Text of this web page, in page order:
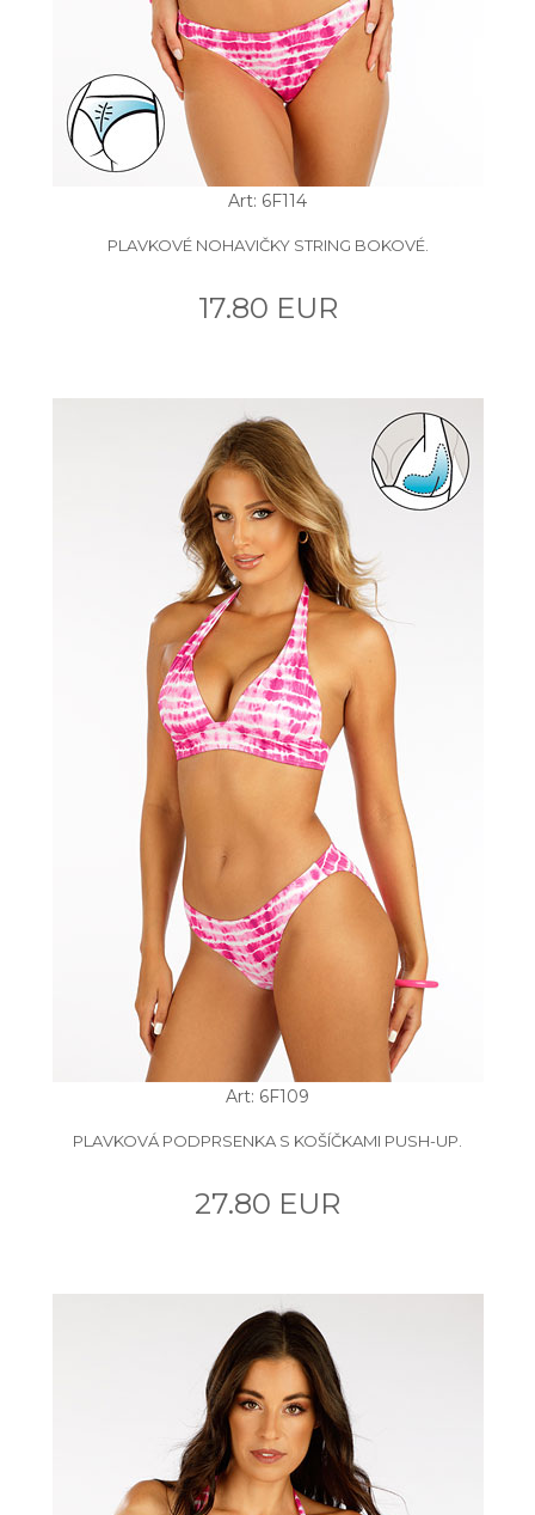
Art: 6F114
PLAVKOVÉ NOHAVIČKY STRING BOKOVÉ.
17.80 EUR
Art: 6F109
PLAVKOVÁ PODPRSENKA S KOŠÍČKAMI PUSH-UP.
27.80 EUR